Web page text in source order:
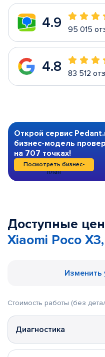
4.9 95 015
4.8 83 512
Открой сервис
бизнес-модель
на 707 точках!
Посмотреть бизнес-
план
Доступные
Xiaomi Poco
Изменить
Стоимость работы (без
Диагностика